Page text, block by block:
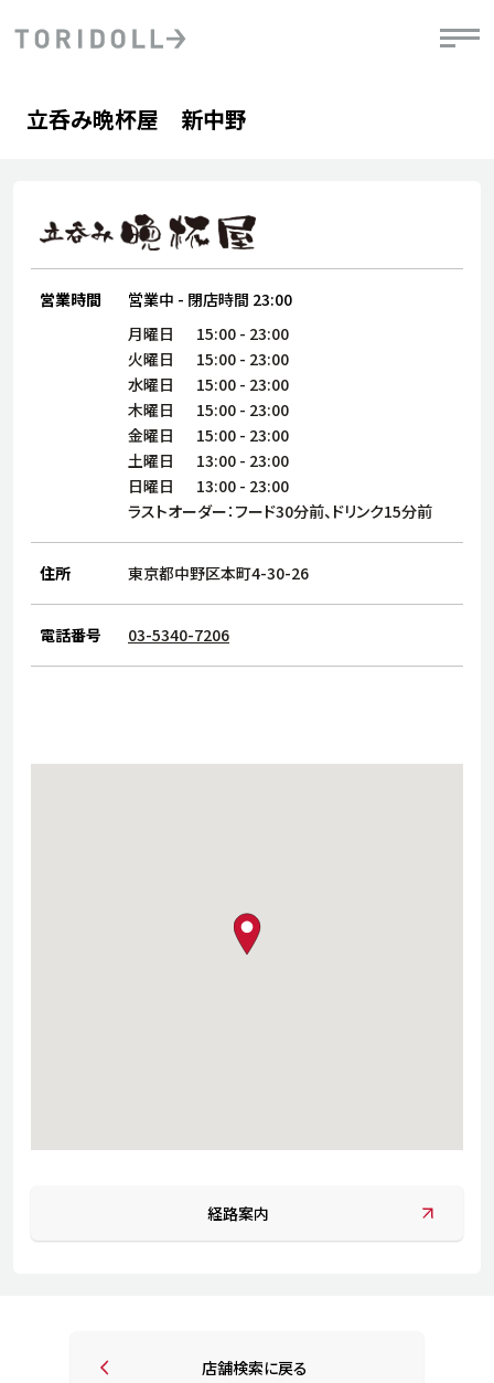
会社情報
経営理念
株主・投資家情報
サステナビリティ
ブランド
店舗検索
店舗一覧
採用情報
よくある質問・お問い合わせ
PRニュース
中長期経営計画
デジタルトランス
フォーメーション戦略
トリドールのDX ～これまでとこれから～
ライブラリ
粟田社長が語る
トリドールのサステナビリティ
ステークホルダーとの
コミュニケーション
立呑み晩杯屋 新中野
営業時間 営業中 - 閉店時間 23:00
月曜日 15:00 - 23:00
火曜日
15:00 - 23:00
水曜日
15:00 - 23:00
木曜日
15:00 - 23:00
金曜日
15:00 - 23:00
土曜日
13:00 - 23:00
日曜日
13:00 - 23:00
ラストオーダー：フード30分前、ドリンク15分前
住所 東京都中野区本町4-30-26
電話番号 03-5340-7206
map pin
経路案内
店舗検索に戻る